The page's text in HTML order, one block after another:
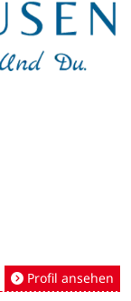
Profil ansehen